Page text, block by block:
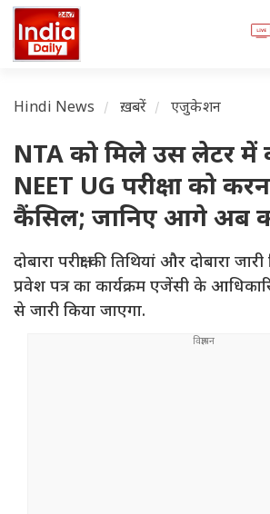
Hindi News ख़बरें एजुकेशन
NTA को मिले उस लेटर में
NEET UG परीक्षा को
कैंसिल; जानिए आगे अब
दोबारा परीक्षा की तिथियां और दोबारा
प्रवेश पत्र का कार्यक्रम एजेंसी के
से जारी किया जाएगा.